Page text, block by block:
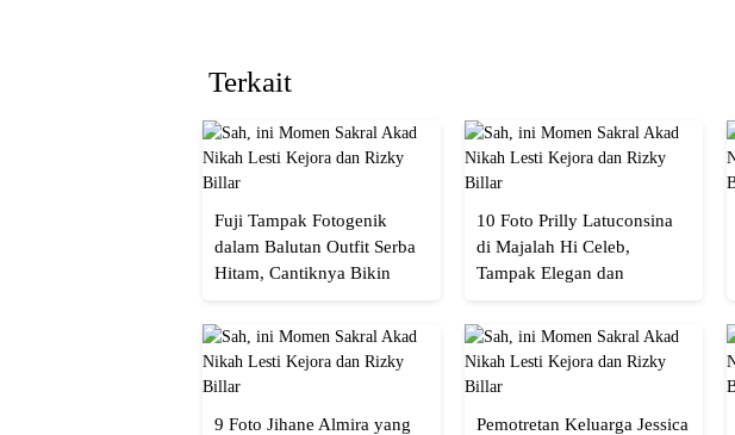
Terkait
Fuji Tampak Fotogenik
dalam Balutan Outfit Serba
Hitam, Cantiknya Bikin
10 Foto Prilly Latuconsina
di Majalah Hi Celeb,
Tampak Elegan dan
9 Foto Jihane Almira yang
Pemotretan Keluarga Jessica